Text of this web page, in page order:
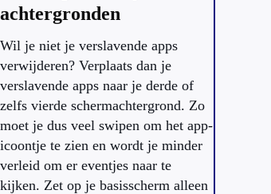
achtergronden
Wil je niet je verslavende apps
verwijderen? Verplaats dan je
verslavende apps naar je derde of
zelfs vierde schermachtergrond. Zo
moet je dus veel swipen om het app-
icoontje te zien en wordt je minder
verleid om er eventjes naar te
kijken. Zet op je basisscherm alleen